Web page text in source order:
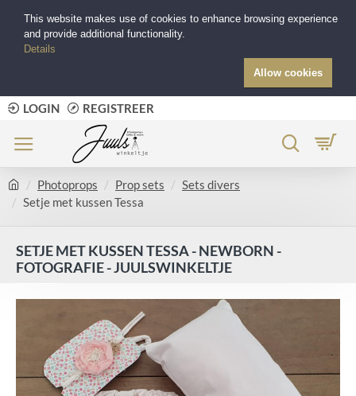
LOGIN REGISTREER
Photoprops Prop sets
Sets divers
Setje met kussen Tessa
SETJE MET KUSSEN TESSA - NEWBORN -
FOTOGRAFIE - JUULSWINKELTJE
This website makes use of cookies to enhance browsing experience
and provide additional functionality.
Details
Allow cookies